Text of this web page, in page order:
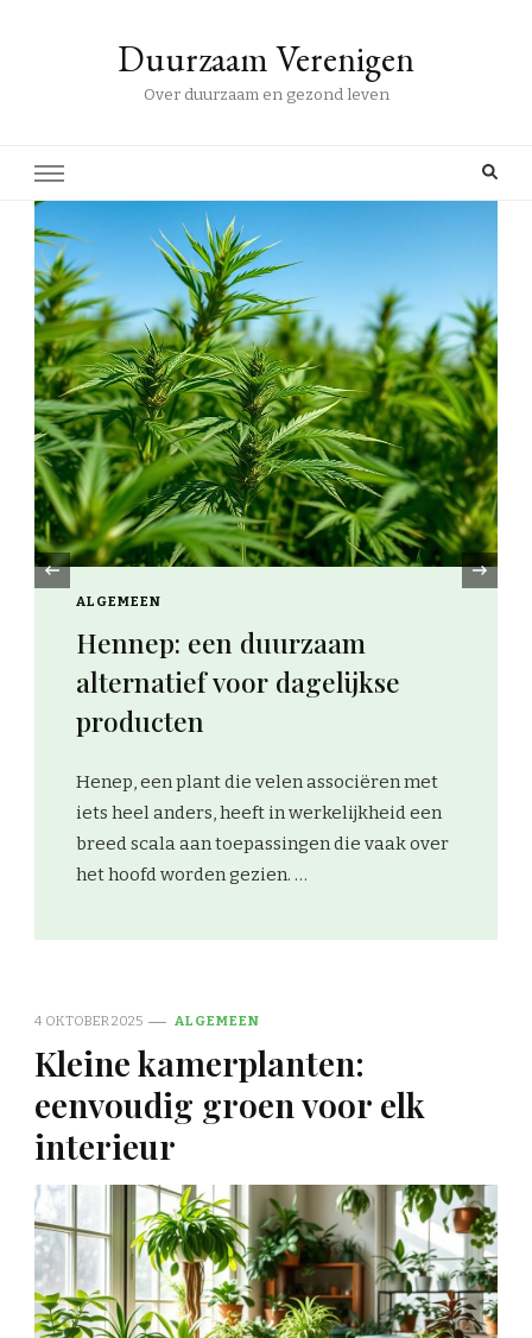
Duurzaam Verenigen
Over duurzaam en gezond leven
ALGEMEEN
De nieuwste hotspots en
evenementen in jouw stad
ontdekken
De stad bruist van de nieuwe hotspots. Deze
maand hebben we een aantal nieuwe
winkels en eetgelegenheden die hun deuren
hebben geopend. Van trendy boetieks …
‹
4 OKTOBER 2025 ALGEMEEN
Kleine kamerplanten:
eenvoudig groen voor elk
interieur